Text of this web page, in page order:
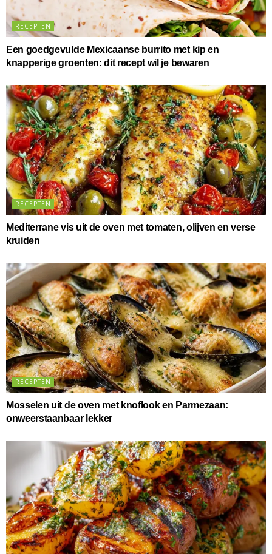
RECEPTEN
Een goedgevulde Mexicaanse burrito met kip en
knapperige groenten: dit recept wil je bewaren
RECEPTEN
Mediterrane vis uit de oven met tomaten, olijven en verse
kruiden
RECEPTEN
Mosselen uit de oven met knoflook en Parmezaan:
onweerstaanbaar lekker